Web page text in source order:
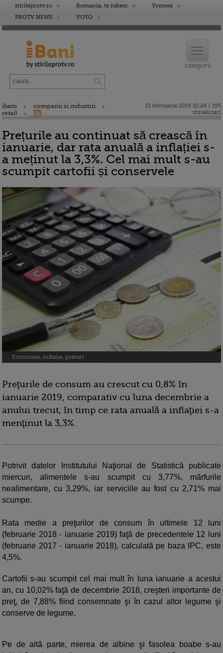
stirileprotv.ro Romania, te iubesc
Vremea
PROTV NEWS
VOYO
ibani
companii si industrii
retail
13 februarie 2019 10:24 / 195
vizualizari
Prețurile au continuat să crească în
ianuarie, dar rata anuală a inflației s-
a meținut la 3,3%. Cel mai mult s-au
scumpit cartofii și conservele
Economie, inflatie, preturi
Preţurile de consum au crescut cu 0,8% în
ianuarie 2019, comparativ cu luna decembrie a
anului trecut, în timp ce rata anuală a inflaţiei s-a
menţinut la 3,3%.
Potrivit datelor Institutului Naţional de Statistică publicate
miercuri, alimentele s-au scumpit cu 3,77%, mărfurile
nealimentare, cu 3,29%, iar serviciile au fost cu 2,71% mai
scumpe.
Rata medie a preţurilor de consum în ultimele 12 luni
(februarie 2018 - ianuarie 2019) faţă de precedentele 12 luni
(februarie 2017 - ianuarie 2018), calculată pe baza IPC, este
4,5%.
Cartofii s-au scumpit cel mai mult în luna ianuarie a acestui
an, cu 10,02% faţă de decembrie 2018, creşteri importante de
preţ, de 7,88% fiind consemnate şi în cazul altor legume şi
conserve de legume.
Pe de altă parte, mierea de albine şi fasolea boabe s-au